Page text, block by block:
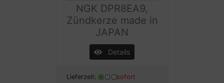
NGK DPR8EA9,
Zündkerze made in
JAPAN
Details
Lieferzeit: sofort